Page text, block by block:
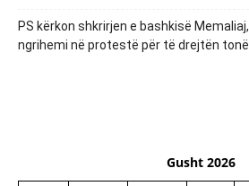
PS kërkon shkrirjen e bashkisë
ngrihemi në protestë për të drejtën tonë
Gusht 2026